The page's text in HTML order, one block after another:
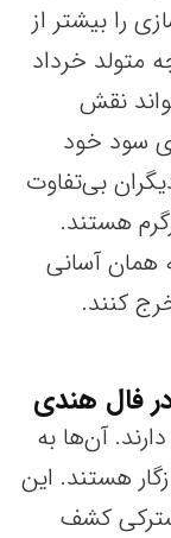
را بیشتر از
متولد خرداد
نقش
سود خود
بی‌تفاوت
هستند.
همان آسانی
کنند.
فال هندی
آن‌ها به
هستند. این
کشف